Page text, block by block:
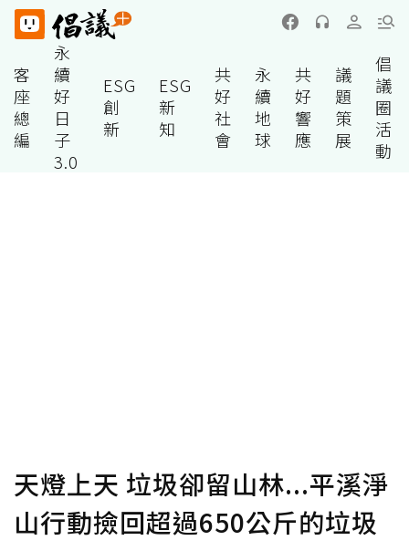
客
座
總
編
永
續
好
日
子
3.0
ESG
創
新
ESG
新
知
共
好
社
會
永
續
地
球
共
好
響
應
議
題
策
展
倡
議
圈
活
動
天燈上天 垃圾卻留山林...平溪淨
山行動撿回超過650公斤的垃圾